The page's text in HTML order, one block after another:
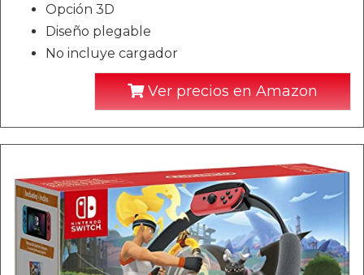
Opción 3D
Diseño plegable
No incluye cargador
Ver precios en Amazon